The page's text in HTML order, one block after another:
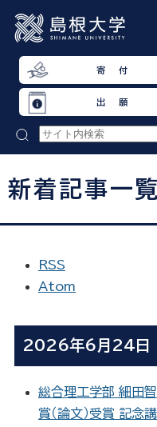
寄 付
出 願
新着記事一覧
RSS
Atom
2026年6月24日
総合理工学部 細田
賞（論文）受賞 記念